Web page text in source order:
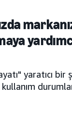
yaratıcı bir